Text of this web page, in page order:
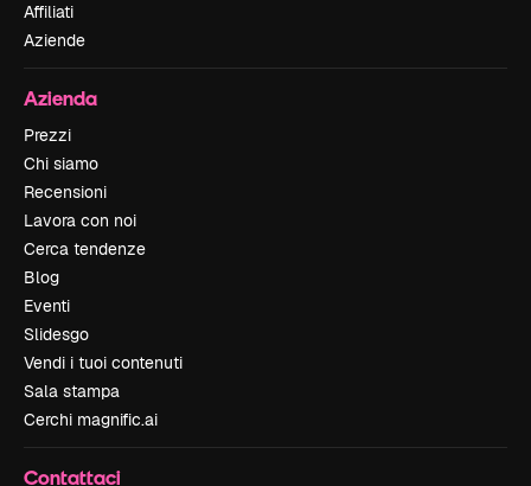
Affiliati
Aziende
Azienda
Prezzi
Chi siamo
Recensioni
Lavora con noi
Cerca tendenze
Blog
Eventi
Slidesgo
Vendi i tuoi contenuti
Sala stampa
Cerchi magnific.ai
Contattaci